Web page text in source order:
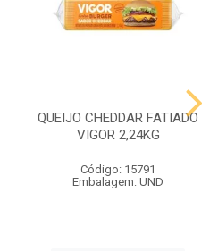
QUEIJO CHEDDAR FATIADO
VIGOR 2,24KG
Código: 15791
Embalagem: UND